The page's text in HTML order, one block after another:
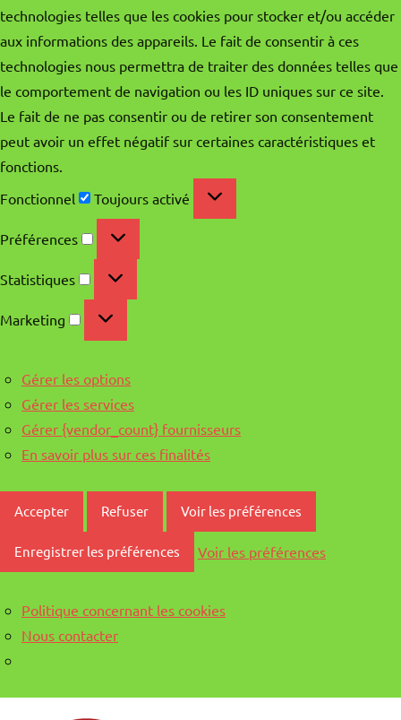
technologies telles que les cookies pour stocker et/ou accéder
aux informations des appareils. Le fait de consentir à ces
technologies nous permettra de traiter des données telles que
le comportement de navigation ou les ID uniques sur ce site.
Le fait de ne pas consentir ou de retirer son consentement
peut avoir un effet négatif sur certaines caractéristiques et
fonctions.
Fonctionnel
Fonctionnel
Toujours activé
Préférences Préférences
Statistiques Statistiques
Marketing Marketing
Gérer les options
Gérer les services
Gérer {vendor_count} fournisseurs
En savoir plus sur ces finalités
Accepter Refuser Voir les préférences
Enregistrer les préférences Voir les préférences
Politique concernant les cookies
Nous contacter